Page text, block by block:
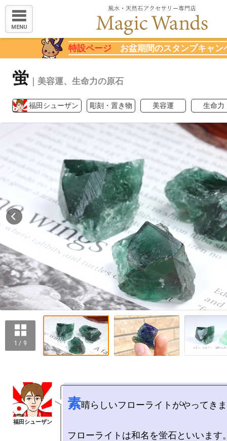
MENU
特設ページ お盆期間のスタンプキャン
蛍 ｜美容運、生命力の原石
福田シューザン 彫刻・置き物 美容運 生命力
1 / 9
素晴らしいフローライトがやってき
フローライトは和名を蛍石といいます